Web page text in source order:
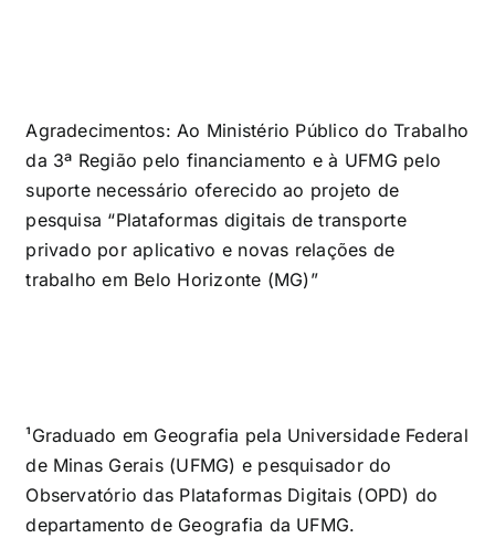
Agradecimentos: Ao Ministério Público do Trabalho
da 3ª Região pelo financiamento e à UFMG pelo
suporte necessário oferecido ao projeto de
pesquisa “Plataformas digitais de transporte
privado por aplicativo e novas relações de
trabalho em Belo Horizonte (MG)”
¹Graduado em Geografia pela Universidade Federal
de Minas Gerais (UFMG) e pesquisador do
Observatório das Plataformas Digitais (OPD) do
departamento de Geografia da UFMG.